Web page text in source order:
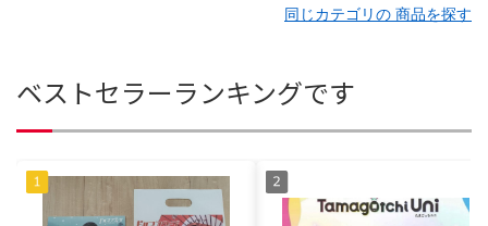
同じカテゴリの 商品を探す
ベストセラーランキングです